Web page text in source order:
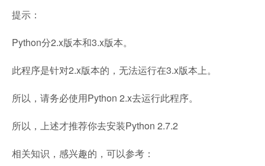
提示：
Python分2.x版本和3.x版本。
此程序是针对2.x版本的，无法运行在3.x版本上。
所以，请务必使用Python 2.x去运行此程序。
所以，上述才推荐你去安装Python 2.7.2
相关知识，感兴趣的，可以参考：